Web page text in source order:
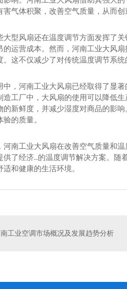
型 科瑞莱冷风机
害气体积聚，改善空气质量，从而创
大型风扇还在温度调节方面发挥了
的运营成本。然而，河南工业大风
。这不仅减少了对传统温度调节系
中，河南工业大风扇已经取得了显
造工厂中，大风扇的使用可以降低
的新鲜度，并减少湿度对商品的影
的质量。
河南工业大风扇在改善空气质量和
供了经济..的温度调节解决方案。
和健康的生活环境。
工业空调市场概况及发展趋势分析